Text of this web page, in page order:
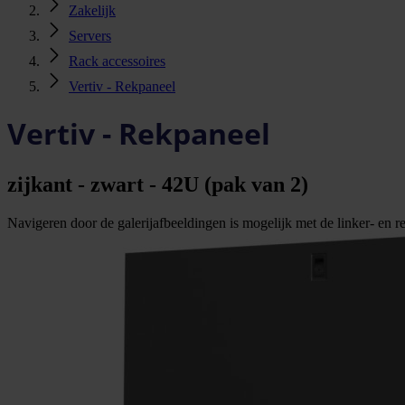
Zakelijk
Servers
Rack accessoires
Vertiv - Rekpaneel
Vertiv - Rekpaneel
zijkant - zwart - 42U (pak van 2)
Navigeren door de galerijafbeeldingen is mogelijk met de linker- en